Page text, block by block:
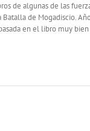
de algunas de las
de Mogadiscio.
en el libro muy